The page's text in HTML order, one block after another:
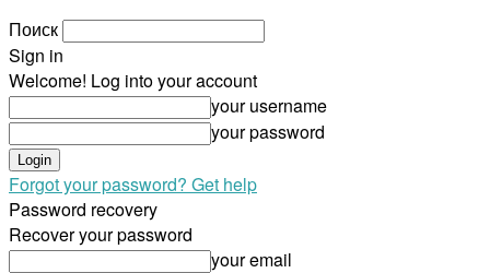
Поиск
Sign in
Welcome! Log into your account
your username
your password
Forgot your password? Get help
Password recovery
Recover your password
your email